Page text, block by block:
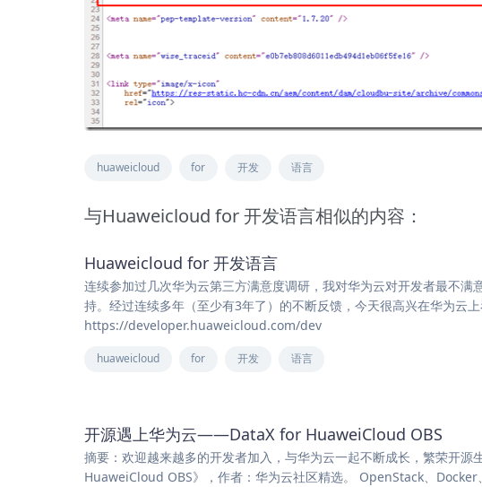
huaweicloud for 开发 语言
与Huaweicloud for 开发语言相似的内容：
Huaweicloud for 开发语言
连续参加过几次华为云第三方满意度调研，我对华为云对开发者最不
持。经过连续多年（至少有3年了）的不断反馈，今天很高兴在华为云
https://developer.huaweicloud.com/dev
huaweicloud for 开发 语言
开源遇上华为云——DataX for HuaweiCloud OBS
摘要：欢迎越来越多的开发者加入，与华为云一起不断成长，繁荣开
HuaweiCloud OBS》，作者：华为云社区精选。 OpenStack、